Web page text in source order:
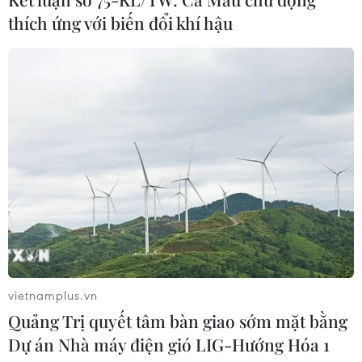
Schweinsteiger để bóng chạm tay:
EURO 2016: Antoine Griezmann và
những "cầu thủ chuyên trách"
07/07/2016 10:56
Ronaldo, Bale và trọng trách đưa Xứ
Wales, Bồ Đào Nha vươn xa
06/07/2016 03:39
thích ứng với biến đổi khí hậu
vietnamplus.vn
Quảng Trị quyết tâm bàn giao sớm mặt bằng
Dự án Nhà máy điện gió LIG-Hướng Hóa 1